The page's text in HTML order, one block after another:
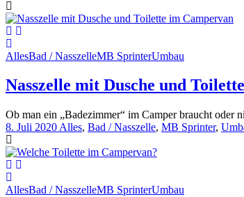
AllesBad / NasszelleMB SprinterUmbau
Nasszelle mit Dusche und
Ob man ein „Badezimmer“ im Camper braucht oder
8. Juli 2020 Alles, Bad / Nasszelle, MB Sprinter,
AllesBad / NasszelleMB SprinterUmbau